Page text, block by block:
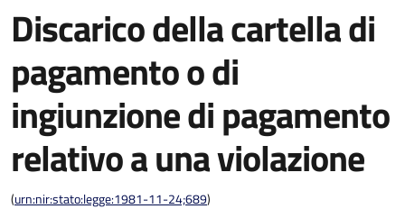
Discarico della cartella di
pagamento o di
ingiunzione di pagamento
relativo a una violazione
(urn:nir:stato:legge:1981-11-24;689)